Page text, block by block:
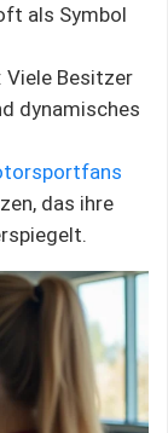
als Symbol
: Viele Besitzer
dynamisches
das ihre